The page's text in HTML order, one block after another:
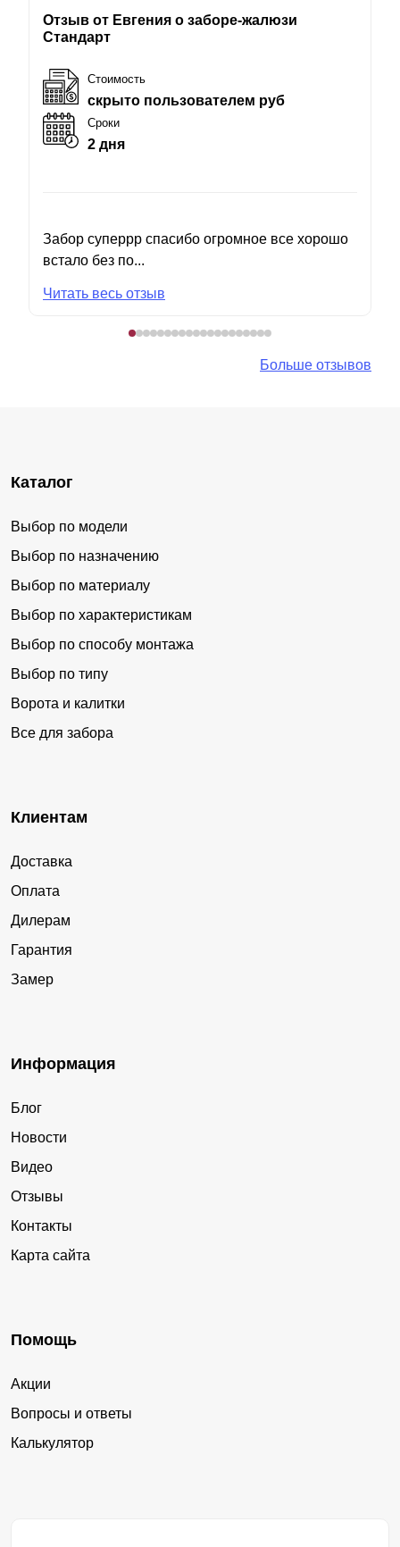
Отзыв от Евгения о заборе-жалюзи
Стандарт
Стоимость
скрыто пользователем руб
Сроки
2 дня
Забор суперрр спасибо огромное все хорошо
встало без по...
Читать весь отзыв
Больше отзывов
Каталог
Выбор по модели
Выбор по назначению
Выбор по материалу
Выбор по характеристикам
Выбор по способу монтажа
Выбор по типу
Ворота и калитки
Все для забора
Клиентам
Доставка
Оплата
Дилерам
Гарантия
Замер
Информация
Блог
Новости
Видео
Отзывы
Контакты
Карта сайта
Помощь
Акции
Вопросы и ответы
Калькулятор